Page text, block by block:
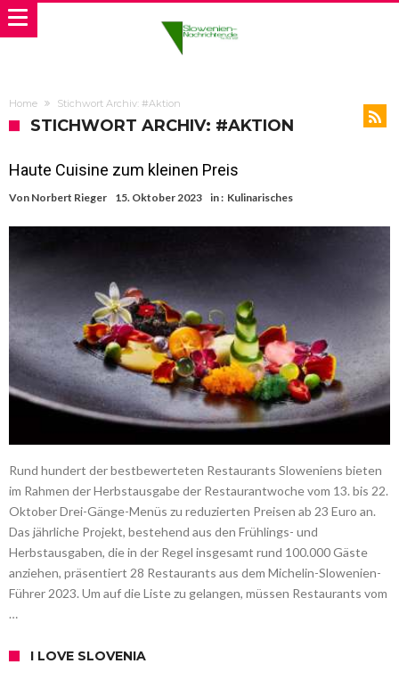
Home Stichwort Archiv: #Aktion
STICHWORT ARCHIV: #AKTION
Haute Cuisine zum kleinen Preis
Von Norbert Rieger 15. Oktober 2023 in : Kulinarisches
Rund hundert der bestbewerteten Restaurants Sloweniens bieten
im Rahmen der Herbstausgabe der Restaurantwoche vom 13. bis 22.
Oktober Drei-Gänge-Menüs zu reduzierten Preisen ab 23 Euro an.
Das jährliche Projekt, bestehend aus den Frühlings- und
Herbstausgaben, die in der Regel insgesamt rund 100.000 Gäste
anziehen, präsentiert 28 Restaurants aus dem Michelin-Slowenien-
Führer 2023. Um auf die Liste zu gelangen, müssen Restaurants vom
…
I LOVE SLOVENIA